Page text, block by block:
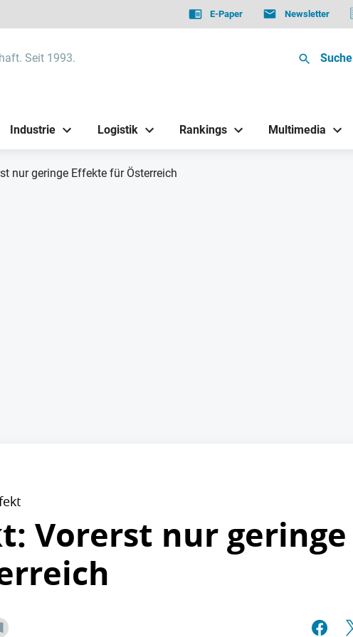
E-Paper Newsletter
Seit 1993. Suche
Industrie Logistik Rankings Multimedia
nur geringe Effekte für Österreich
Vorerst nur geringe